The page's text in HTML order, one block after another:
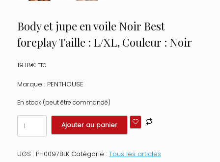
Body et jupe en voile Noir Best
foreplay Taille : L/XL, Couleur : Noir
19.18€ TTC
Marque : PENTHOUSE
En stock (peut être commandé)
quantité
de
Body
jupe
Ajouter au panier
UGS : PH0097BLK Catégorie : Tous les articles